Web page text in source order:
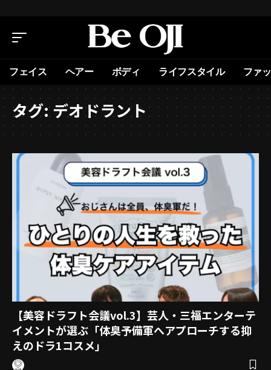
フェイス ヘアー ボディ ライフスタイル ファ
タグ:デオドラント
【美容ドラフト会議vol.3】芸人・三福エンターテ
イメントが選ぶ「体臭予備軍へアプローチする抑
えのドラ1コスメ」